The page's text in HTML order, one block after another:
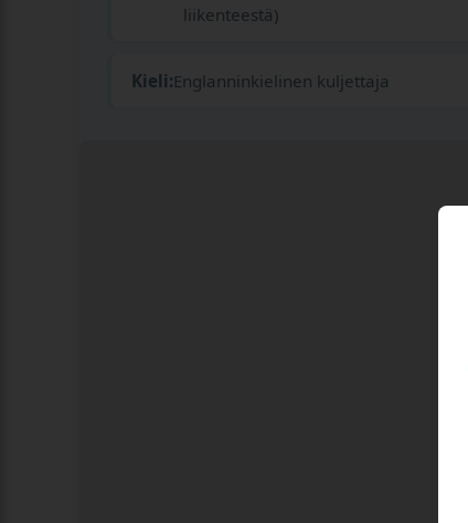
liikenteestä)
Kieli:Englanninkielinen kuljettaja